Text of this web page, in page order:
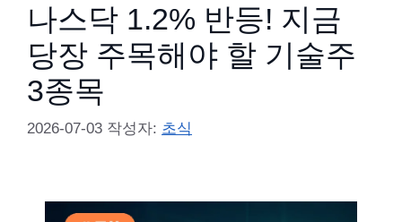
나스닥 1.2% 반등! 지금
당장 주목해야 할 기술주
3종목
2026-07-03 작성자: 초식